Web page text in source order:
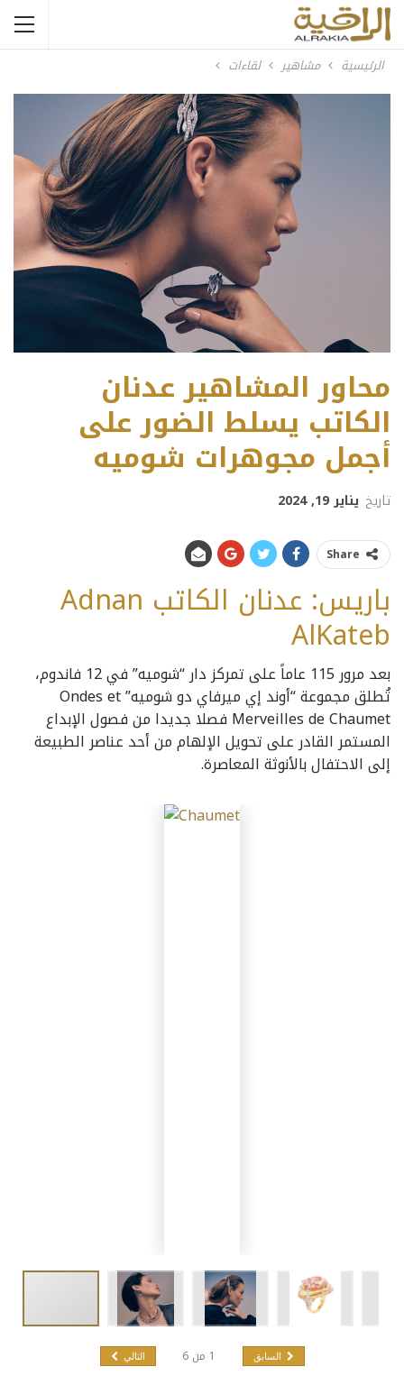
الرئيسية مشاهير لقاءات
محاور المشاهير عدنان
الكاتب يسلط الضور على
أجمل مجوهرات شوميه
تاريخ يناير 19, 2024
Share
باريس: عدنان الكاتب Adnan
AlKateb
بعد مرور 115 عاماً على تمركز دار “شوميه” في 12 فاندوم،
تُطلق مجموعة “أوند إي ميرفاي دو شوميه” Ondes et
Merveilles de Chaumet فصلا جديدا من فصول الإبداع
المستمر القادر على تحويل الإلهام من أحد عناصر الطبيعة
إلى الاحتفال بالأنوثة المعاصرة.
السابق 1 من 6 التالي